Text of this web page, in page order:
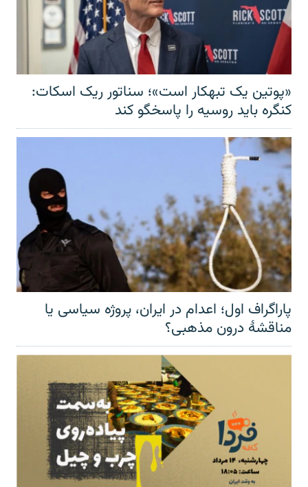
«پوتین یک تبهکار است»؛ سناتور ریک اسکات:
کنگره باید روسیه را پاسخگو کند
پاراگراف اول؛ اعدام در ایران، پروژه سیاسی یا
مناقشهٔ درون مذهبی؟